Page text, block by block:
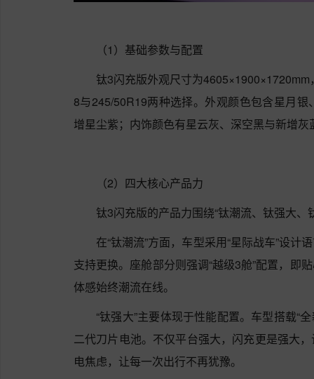
（1）基础参数与配置
钛3闪充版外观尺寸为
8与245/50R19两种选择。外观颜色包含星月
增星尘紫；内饰颜色有星云灰、深空黑与新增灰
（2）四大核心产品力
钛3闪充版的产品力围绕“钛潮流、钛强大
在“钛潮流”方面，车型采用“星际战车”设
支持更换。座舱部分则强调“越级3舱”配置，即
体感始终潮流在线。
“钛强大”主要体现于性能配置。车型搭载“
二代刀片电池。不仅平台强大，闪充更是强大
电焦虑，让每一次出行不再犹豫。